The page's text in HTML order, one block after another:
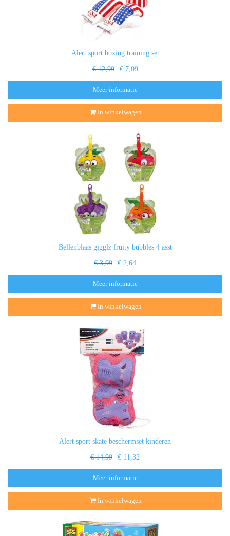
Alert sport boxing training set
€ 12,99 € 7,09
Meer informatie
In winkelwagen
Bellenblaas gigglz fruity bubbles 4 asst
€ 3,99 € 2,64
Meer informatie
In winkelwagen
Alert sport skate beschermset kinderen
€ 14,99 € 11,32
Meer informatie
In winkelwagen